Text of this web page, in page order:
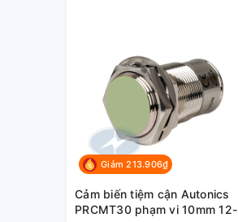
Giảm 213.906₫
Cảm biến tiệm cận Autonics
PRCMT30 phạm vi 10mm 12-